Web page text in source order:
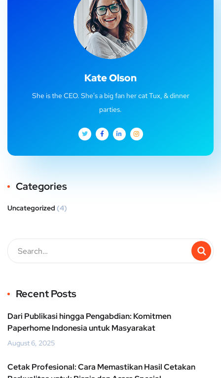
Kate Olson
She is the CEO. She's a big fan her cat Tux, & dinner
parties.
Categories
Uncategorized (4)
Recent Posts
Dari Publikasi hingga Pengabdian: Komitmen
Paperhome Indonesia untuk Masyarakat
August 6, 2025
Cetak Profesional: Cara Memastikan Hasil Cetakan